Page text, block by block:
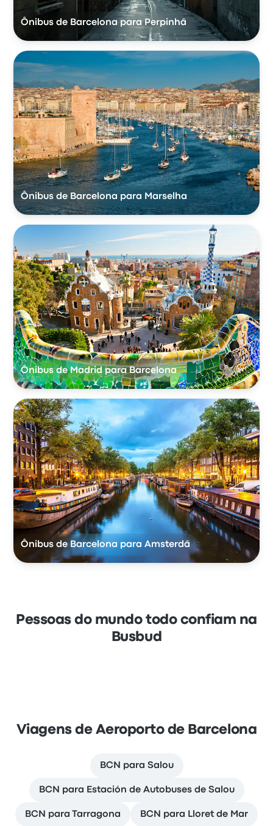
Ônibus de Barcelona para Perpinhã
Ônibus de Barcelona para Marselha
Ônibus de Madrid para Barcelona
Ônibus de Barcelona para Amsterdã
Pessoas do mundo todo confiam na
Busbud
Viagens de Aeroporto de Barcelona
BCN para Salou
BCN para Estación de Autobuses de Salou
BCN para Tarragona BCN para Lloret de Mar